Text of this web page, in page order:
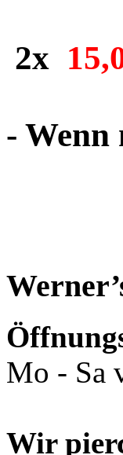
2x
- Wenn
Mo - Sa
Wir